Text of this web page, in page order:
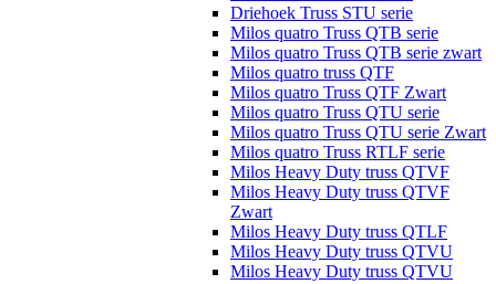
Driehoek Truss STU serie
Milos quatro Truss QTB serie
Milos quatro Truss QTB serie zwart
Milos quatro truss QTF
Milos quatro Truss QTF Zwart
Milos quatro Truss QTU serie
Milos quatro Truss QTU serie Zwart
Milos quatro Truss RTLF serie
Milos Heavy Duty truss QTVF
Milos Heavy Duty truss QTVF
Zwart
Milos Heavy Duty truss QTLF
Milos Heavy Duty truss QTVU
Milos Heavy Duty truss QTVU